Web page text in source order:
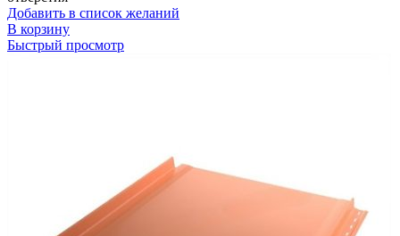
Добавить в список желаний
В корзину
Быстрый просмотр